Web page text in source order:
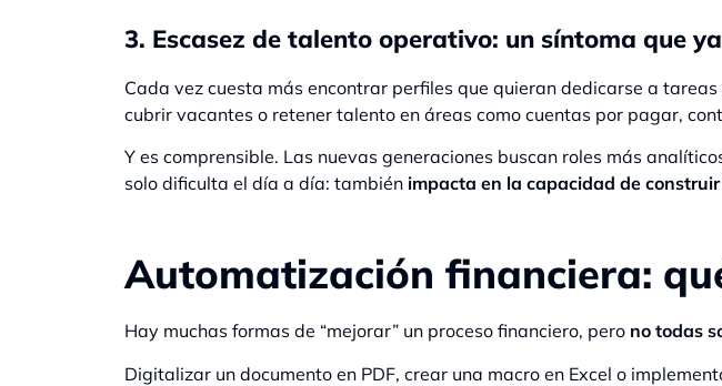
3. Escasez de talento operativo: un síntoma que
Cada vez cuesta más encontrar perfiles que quieran dedicarse a
cubrir vacantes o retener talento en áreas como cuentas por pagar,
Y es comprensible. Las nuevas generaciones buscan roles más
solo dificulta el día a día: también impacta en la capacidad de
Automatización financiera:
Hay muchas formas de “mejorar” un proceso financiero, pero no todas
Digitalizar un documento en PDF, crear una macro en Excel o